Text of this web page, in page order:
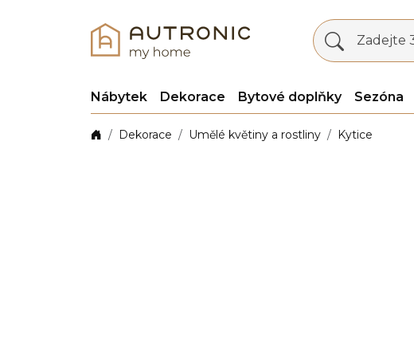
Zadejte
Nábytek Dekorace Bytové doplňky Sezóna
Dekorace Umělé květiny a rostliny Kytice